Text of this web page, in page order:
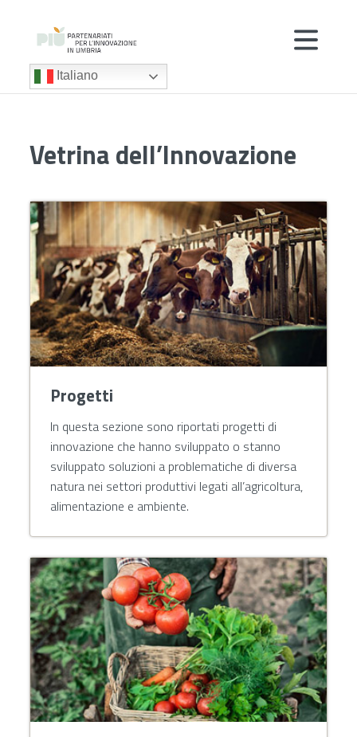
Italiano
Vetrina dell’Innovazione
Progetti
In questa sezione sono riportati progetti di
innovazione che hanno sviluppato o stanno
sviluppato soluzioni a problematiche di diversa
natura nei settori produttivi legati all’agricoltura,
alimentazione e ambiente.